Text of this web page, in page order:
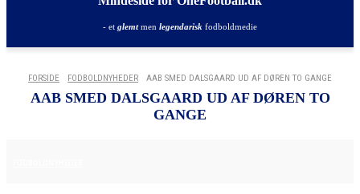
- et glemtmen legendarisk fodboldmedie
FORSIDE FODBOLDNYHEDER AAB SMED DALSGAARD UD AF DØREN TO GANGE
AAB SMED DALSGAARD UD AF DØREN TO
GANGE